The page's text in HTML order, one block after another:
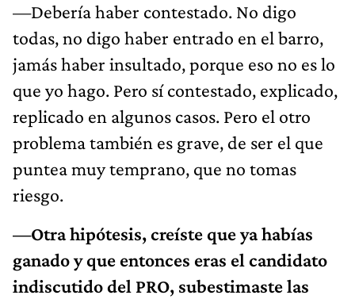
—Debería haber contestado. No digo
todas, no digo haber entrado en el barro,
jamás haber insultado, porque eso no es lo
que yo hago. Pero sí contestado, explicado,
replicado en algunos casos. Pero el otro
problema también es grave, de ser el que
puntea muy temprano, que no tomas
riesgo.
—Otra hipótesis, creíste que ya habías
ganado y que entonces eras el candidato
indiscutido del PRO, subestimaste las